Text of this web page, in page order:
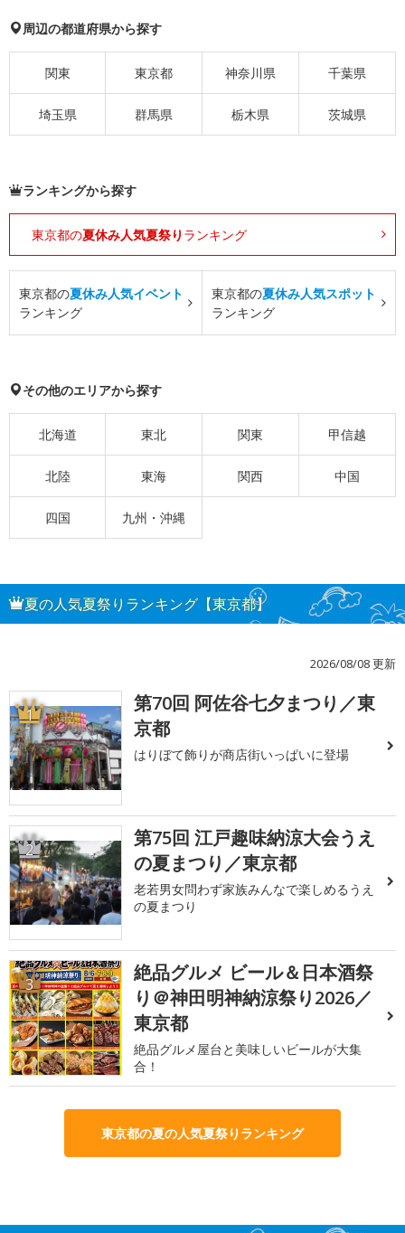
周辺の都道府県から探す
関東 東京都 神奈川県 千葉県
埼玉県 群馬県 栃木県 茨城県
ランキングから探す
東京都の夏休み人気夏祭り ランキング
東京都の夏休み人気イベント
ランキング
東京都の夏休み人気スポット
ランキング
その他のエリアから探す
北海道 東北 関東 甲信越
北陸 東海 関西 中国
四国 九州・沖縄
夏の人気夏祭りランキング【東京都】
2026/08/08 更新
1
第70回 阿佐谷七夕まつり／東
京都
はりぼて飾りが商店街いっぱいに登場
2
第75回 江戸趣味納涼大会うえ
の夏まつり／東京都
老若男女問わず家族みんなで楽しめるうえ
の夏まつり
3
絶品グルメ ビール＆日本酒祭
り＠神田明神納涼祭り2026／
東京都
絶品グルメ屋台と美味しいビールが大集
合！
東京都の夏の人気夏祭りランキング